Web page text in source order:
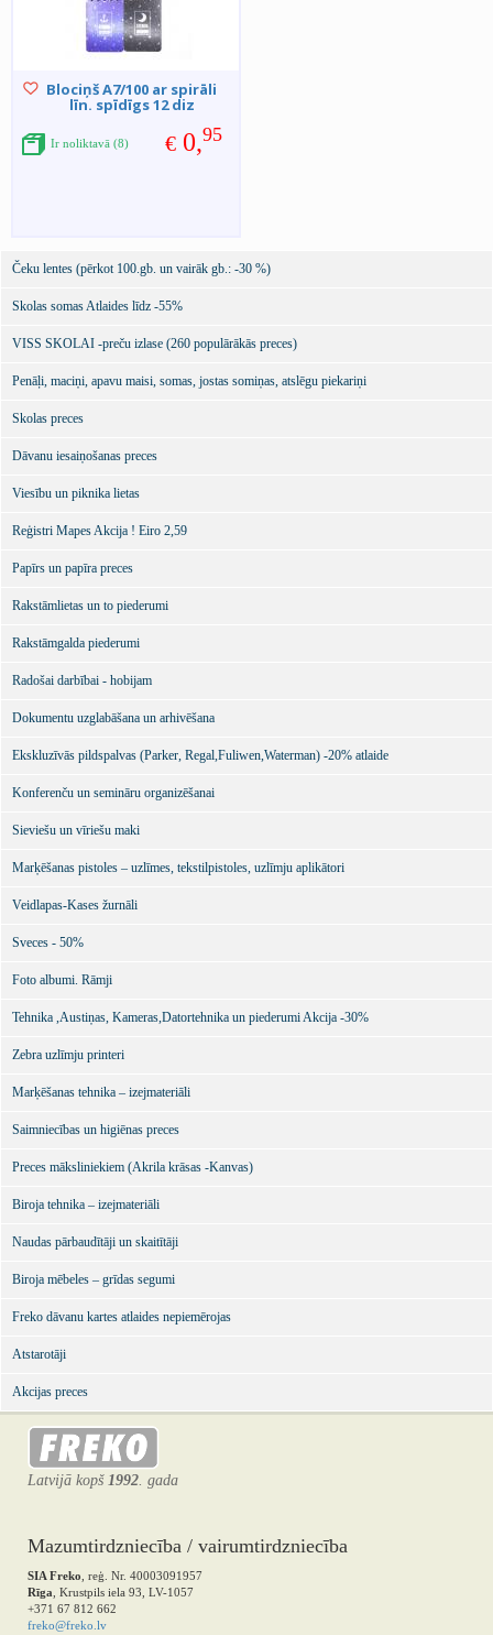
Blociņš A7/100 ar spirāli
līn. spīdīgs 12 diz
€ 0,95
Ir noliktavā (8)
Čeku lentes (pērkot 100.gb. un vairāk gb.: -30 %)
Skolas somas Atlaides līdz -55%
VISS SKOLAI -preču izlase (260 populārākās preces)
Penāļi, maciņi, apavu maisi, somas, jostas somiņas, atslēgu piekariņi
Skolas preces
Dāvanu iesaiņošanas preces
Viesību un piknika lietas
Reģistri Mapes Akcija ! Eiro 2,59
Papīrs un papīra preces
Rakstāmlietas un to piederumi
Rakstāmgalda piederumi
Radošai darbībai - hobijam
Dokumentu uzglabāšana un arhivēšana
Ekskluzīvās pildspalvas (Parker, Regal,Fuliwen,Waterman) -20% atlaide
Konferenču un semināru organizēšanai
Sieviešu un vīriešu maki
Marķēšanas pistoles – uzlīmes, tekstilpistoles, uzlīmju aplikātori
Veidlapas-Kases žurnāli
Sveces - 50%
Foto albumi. Rāmji
Tehnika ,Austiņas, Kameras,Datortehnika un piederumi Akcija -30%
Zebra uzlīmju printeri
Marķēšanas tehnika – izejmateriāli
Saimniecības un higiēnas preces
Preces māksliniekiem (Akrila krāsas -Kanvas)
Biroja tehnika – izejmateriāli
Naudas pārbaudītāji un skaitītāji
Biroja mēbeles – grīdas segumi
Freko dāvanu kartes atlaides nepiemērojas
Atstarotāji
Akcijas preces
Latvijā kopš 1992. gada
Mazumtirdzniecība / vairumtirdzniecība
SIA Freko , reģ. Nr. 40003091957
Rīga , Krustpils iela 93, LV-1057
+371 67 812 662
freko@freko.lv